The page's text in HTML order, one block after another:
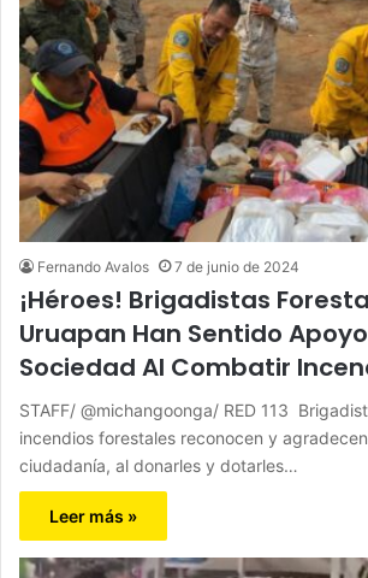
Fernando Avalos 7 de junio de 2024
¡Héroes! Brigadistas
Uruapan Han Sentido Apoyo
Sociedad Al Combatir
STAFF/ @michangoonga/ RED 113
incendios forestales reconocen y
ciudadanía, al donarles y dotarles…
Leer más »